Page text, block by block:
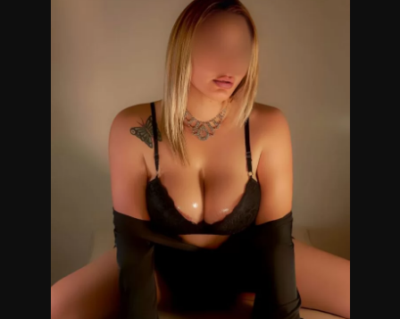
discreto, con todas las medidas de seguridad e higiene,
servicio de ducha y música relajante.
Me reservo solamente para pacientes
EDUCADOS/CABALLEROS
Masajistas en Belgrano